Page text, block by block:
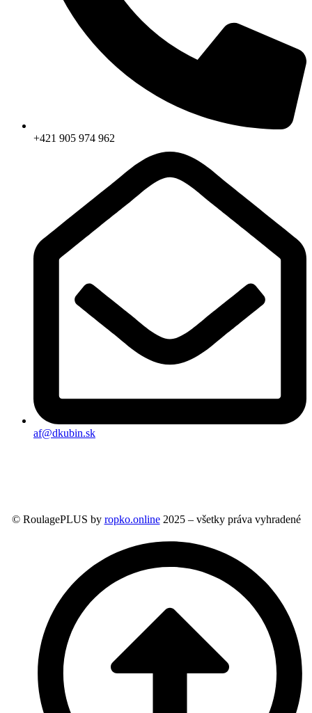
+421 905 974 962
af@dkubin.sk
© RoulagePLUS by ropko.online2025 – všetky práva vyhradené